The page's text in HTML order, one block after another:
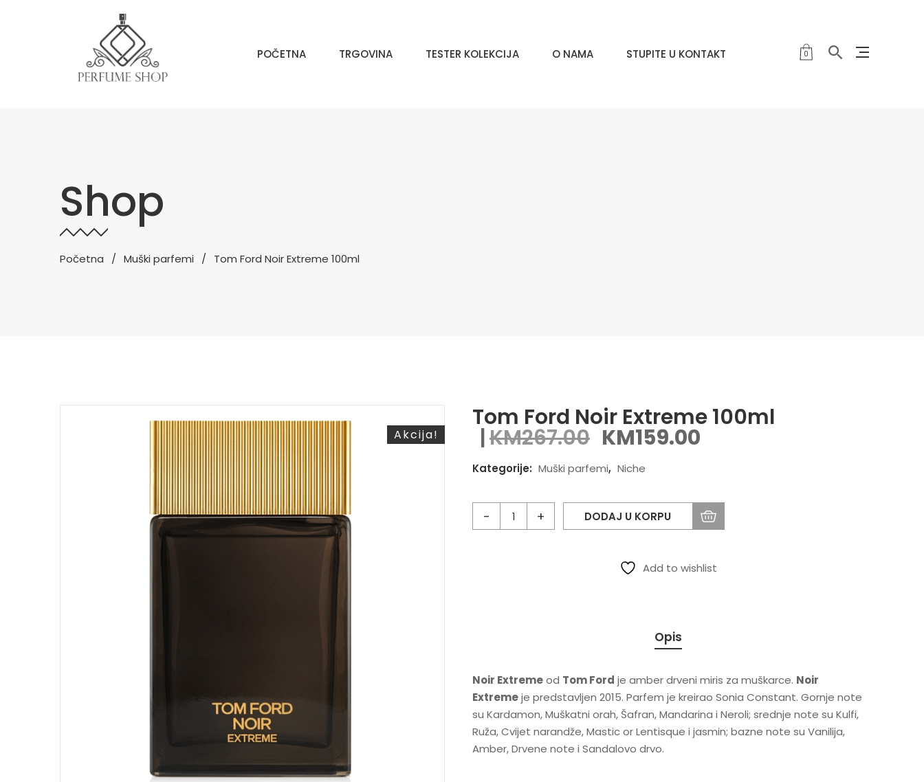
POČETNA TRGOVINA TESTER KOLEKCIJA O NAMA STUPITE U KONTAKT 0
Shop
Početna Muški parfemi Tom Ford Noir Extreme 100ml
Akcija!
Tom Ford Noir Extreme 100ml
KM267.00 KM159.00
Kategorije: Muški parfemi, Niche
DODAJ U KORPU
Add to wishlist
Opis
Noir Extremeod Tom Ford je amber drveni miris za muškarce. Noir
Extremeje predstavljen 2015. Parfem je kreirao Sonia Constant. Gornje note
su Kardamon, Muškatni orah, Šafran, Mandarina i Neroli; srednje note su Kulfi,
Ruža, Cvijet narandže, Mastic or Lentisque i jasmin; bazne note su Vanilija,
Amber, Drvene note i Sandalovo drvo.